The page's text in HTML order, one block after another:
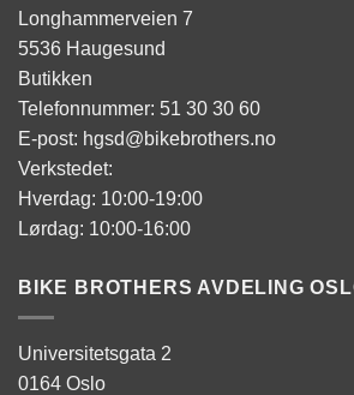
Longhammerveien 7
5536 Haugesund
Butikken
Telefonnummer: 51 30 30 60
E-post: hgsd@bikebrothers.no
Verkstedet:
Hverdag: 10:00-19:00
Lørdag: 10:00-16:00
BIKE BROTHERS AVDELING
Universitetsgata 2
0164 Oslo